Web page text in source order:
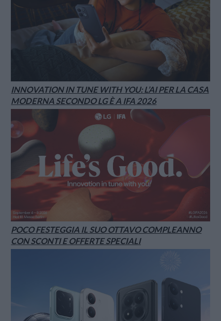
INNOVATION IN TUNE WITH YOU: L’AI PER LA CASA
MODERNA SECONDO LG È A IFA 2026
POCO FESTEGGIA IL SUO OTTAVO COMPLEANNO
CON SCONTI E OFFERTE SPECIALI